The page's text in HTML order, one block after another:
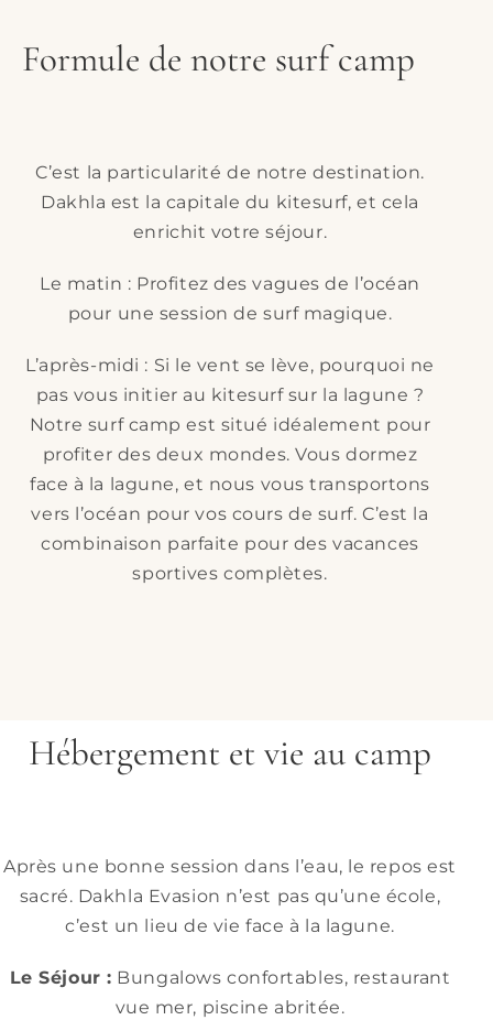
Formule de notre surf camp
C’est la particularité de notre destination.
Dakhla est la capitale du kitesurf, et cela
enrichit votre séjour.
Le matin : Profitez des vagues de l’océan
pour une session de surf magique.
L’après-midi : Si le vent se lève, pourquoi ne
pas vous initier au kitesurf sur la lagune ?
Notre surf camp est situé idéalement pour
profiter des deux mondes. Vous dormez
face à la lagune, et nous vous transportons
vers l’océan pour vos cours de surf. C’est la
combinaison parfaite pour des vacances
sportives complètes.
Hébergement et vie au camp
Après une bonne session dans l’eau, le repos est
sacré. Dakhla Evasion n’est pas qu’une école,
c’est un lieu de vie face à la lagune.
Le Séjour : Bungalows confortables, restaurant
vue mer, piscine abritée.